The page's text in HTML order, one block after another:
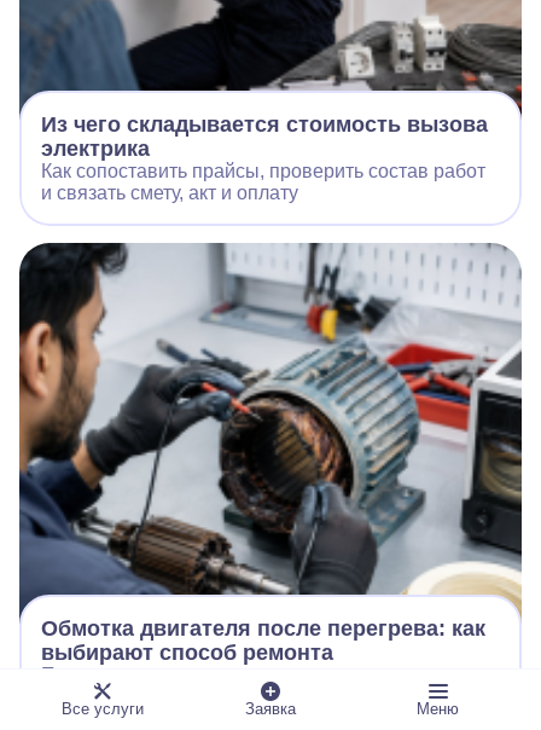
Из чего складывается стоимость вызова
электрика
Как сопоставить прайсы, проверить состав работ
и связать смету, акт и оплату
Обмотка двигателя после перегрева: как
выбирают способ ремонта
Почему цвет лака и единичное измерение не
определяют состояние изоляции и когда
рассматривают сушку, локальное восстановление
Все услуги Заявка Меню